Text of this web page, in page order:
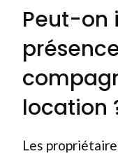
Peut-on
location
Les